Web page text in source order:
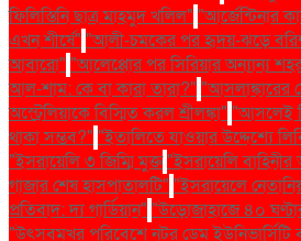
ফিলিস্তিনি ছাত্র মাহমুদ খলিল" "আর্জেন্টিনার
এখন শীর্ষে" "আলী-চমকের পর হৃদয়-ঝড়ে
আবারো" "আলেপ্পোর পর সিরিয়ার অন্যান্য
আল-শাম: কে বা কারা তারা?" "আসলাঙ্কারের
অস্ট্রেলিয়াকে বিস্মিত করল শ্রীলঙ্কা" "আসলেই
থাকা সম্ভব?" "ইতালিতে যাওয়ার উদ্দেশ্যে
"ইসরায়েলি ৩ জিম্মি মুক্ত"ইসরায়েলি
গাজার শেষ হাসপাতালটি" "ইসরায়েলে
প্রতিবাদ: দ্য গার্ডিয়ান" "উড়োজাহাজে ৪০
"উৎসবমুখর পরিবেশে নটর ডেম ইউনিভার্সিটি